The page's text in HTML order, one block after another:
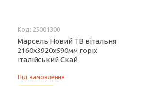
25001300
Марсель Новий ТВ вітальня
2160х3920х590мм горіх
італійський Скай
Під замовлення